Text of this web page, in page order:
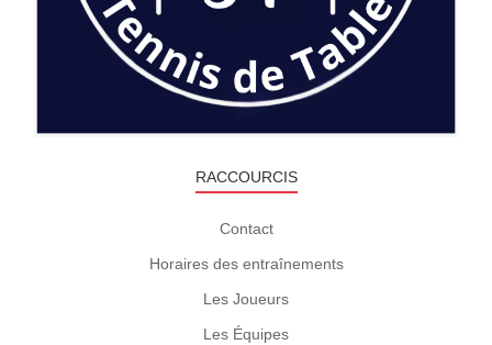
RACCOURCIS
Contact
Horaires des entraînements
Les Joueurs
Les Équipes